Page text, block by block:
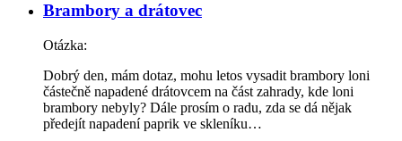
Brambory a drátovec
Otázka:
Dobrý den, mám dotaz, mohu letos vysadit brambory loni
částečně napadené drátovcem na část zahrady, kde loni
brambory nebyly? Dále prosím o radu, zda se dá nějak
předejít napadení paprik ve skleníku…